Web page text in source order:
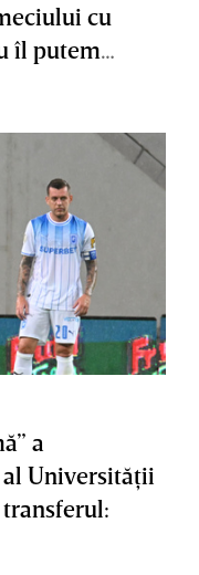
cu
îl putem
a
Universităţii